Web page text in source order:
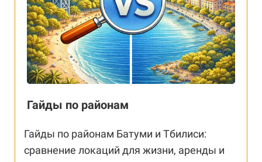
Гайды по районам
Гайды по районам Батуми и Тбилиси:
сравнение локаций для жизни, аренды и